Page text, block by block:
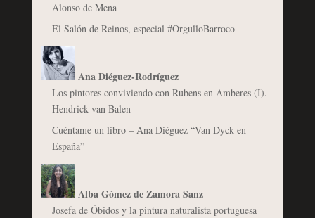
Alonso de Mena
El Salón de Reinos, especial #OrgulloBarroco
Ana Diéguez-Rodríguez
Los pintores conviviendo con Rubens en Amberes (I).
Hendrick van Balen
Cuéntame un libro – Ana Diéguez “Van Dyck en
España”
Alba Gómez de Zamora Sanz
Josefa de Óbidos y la pintura naturalista portuguesa